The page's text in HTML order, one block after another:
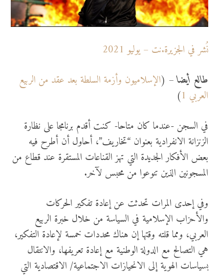
نُشر في الجزيرة.نت – يوليو 2021
طالع أيضا– (الإسلاميون وأزمة السلطة بعد عقد من الربيع
العربي 1 )
في السجن -عندما كان متاحا- كنت أقدم برنامجا على نظارة
الزنزانة الانفرادية بعنوان “تخاريف”، أحاول أن أطرح فيه
بعض الأفكار الجديدة التي تهز القناعات المستقرة عند قطاع من
المسجونين الذين تنوعوا من محبس لآخر.
وفي إحدى المرات تحدثت عن إعادة تفكير الحركات
والأحزاب الإسلامية في السياسة من خلال خبرة الربيع
العربي، ومما قلته وقتها إن هناك محددات خمسة لإعادة التفكير،
هي التصالح مع الدولة الوطنية مع إعادة تعريفها، والانتقال
بسياسات الهوية إلى الانحيازات الاجتماعية/ الاقتصادية التي